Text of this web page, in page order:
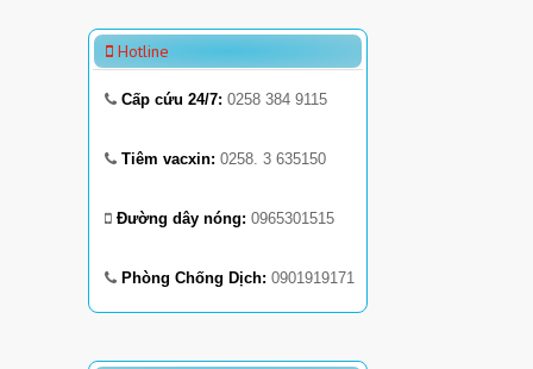
Hotline
Cấp cứu 24/7: 0258 384 9115
Tiêm vacxin: 0258. 3 635150
Đường dây nóng: 0965301515
Phòng Chống Dịch: 0901919171